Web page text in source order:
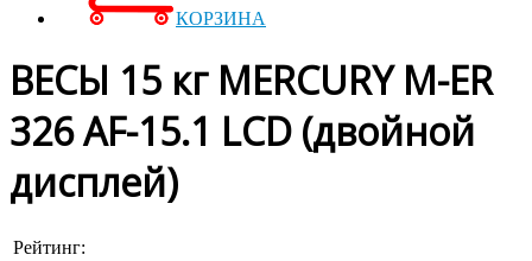
КОРЗИНА
ВЕСЫ 15 кг MERCURY M-ER
326 AF-15.1 LCD (двойной
дисплей)
Рейтинг: